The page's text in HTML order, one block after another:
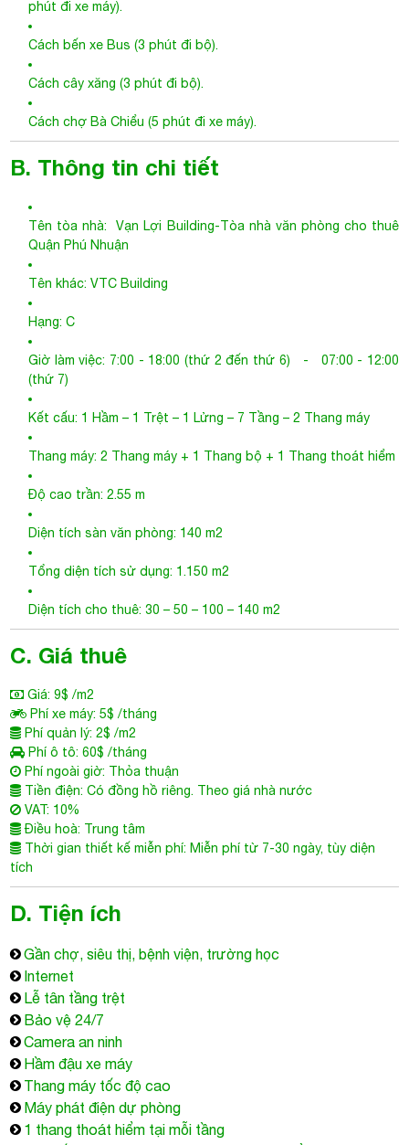
B. Thông tin chi tiết
Tên tòa nhà:Vạn Lợi Building
Quận Phú Nhuận
Tên khác: VTC Building
Giờ làm việc: 7:00 - 18:00 (thứ 2 đến thứ 6) - 07:00 - 12:00
(thứ 7)
Kết cấu: 1 Hầm – 1 Trệt – 1 Lửng – 7 Tầng – 2 Thang máy
Thang máy: 2 Thang máy + 1 Thang bộ + 1 Thang thoát hiểm
Độ cao trần: 2.55 m
C. Giá thuê
Giá: 9$ /m2
Phí xe máy: 5$ /tháng
Phí quản lý: 2$ /m2
Phí ô tô: 60$ /tháng
Phí ngoài giờ: Thỏa thuận
Tiền điện: Có đồng hồ riêng. Theo giá nhà nước
Điều hoà: Trung tâm
Thời gian thiết kế miễn phí: Miễn phí từ 7-30 ngày, tùy diện
tích
D. Tiện ích
Gần chợ, siêu thị, bệnh viện, trường học
Internet
Lễ tân tầng trệt
Camera an ninh
Hầm đậu xe máy
Thang máy tốc độ cao
Máy phát điện dự phòng
1 thang thoát hiểm tại mỗi tầng
Hệ thống PCCC tự động đạt theo tiêu chuẩn
E. Thông tin tòa nhà
Tòa nhà văn phòng cho thuê Quận Phú Nhuận
ốc Vạn Lợi Building được thiết kế với gam màu xanh dương của
kính cường lực làm màu chủ đạo, kết hợp với màu trắng